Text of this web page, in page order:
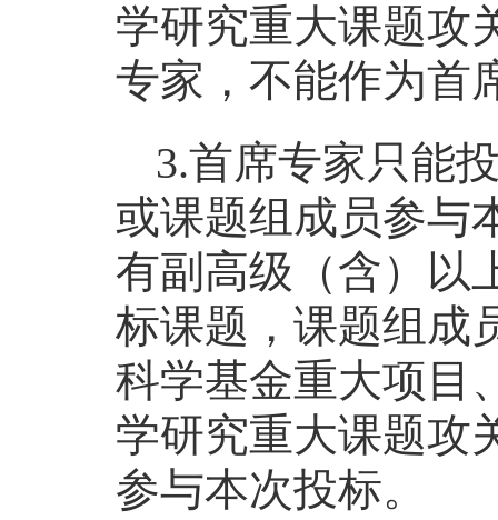
学研究重大课题攻
专家，不能作为首
3.首席专家只能
或课题组成员参与
有副高级（含）以
标课题，课题组成
科学基金重大项目
学研究重大课题攻
参与本次投标。